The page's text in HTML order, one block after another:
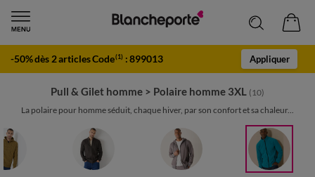
-50% dès 2 articles Code(1) :899013 Appliquer
Pull & Gilet homme > Polaire homme 3XL (10)
La polaire pour homme séduit, chaque hiver, par son confort et sa chaleur...